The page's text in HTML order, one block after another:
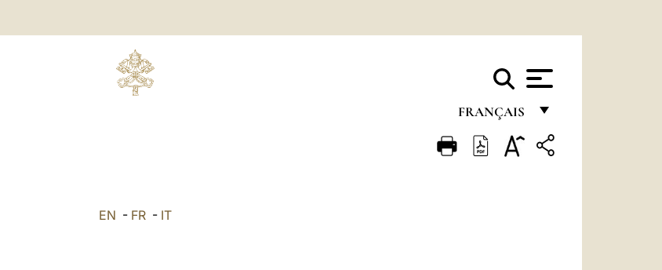
FRANÇAIS
FRANÇAIS
EN - FR- IT